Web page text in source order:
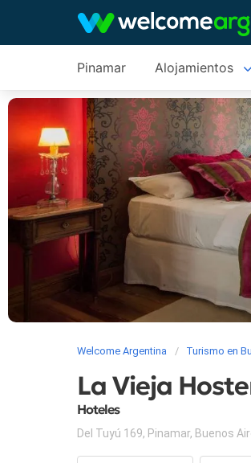
Pinamar Alojamientos
Welcome Argentina Turismo en
La Vieja
Hoteles
Del Tuyú 169, Pinamar, Buenos